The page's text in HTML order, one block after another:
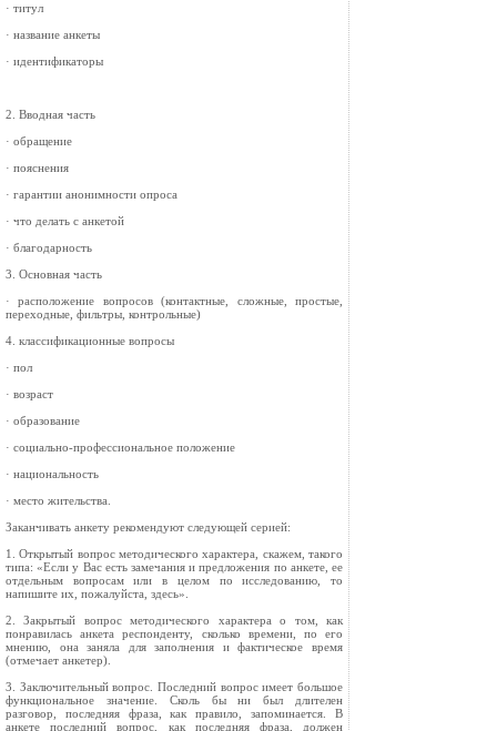
· титул
· название анкеты
· идентификаторы
2. Вводная часть
· обращение
· пояснения
· гарантии анонимности опроса
· что делать с анкетой
· благодарность
3. Основная часть
· расположение вопросов (контактные, сложные, простые,
переходные, фильтры, контрольные)
4. классификационные вопросы
· пол
· возраст
· образование
· социально-профессиональное положение
· национальность
· место жительства.
Заканчивать анкету рекомендуют следующей серией:
1. Открытый вопрос методического характера, скажем, такого
типа: «Если у Вас есть замечания и предложения по анкете, ее
отдельным вопросам или в целом по исследованию, то
напишите их, пожалуйста, здесь».
2. Закрытый вопрос методического характера о том, как
понравилась анкета респонденту, сколько времени, по его
мнению, она заняла для заполнения и фактическое время
(отмечает анкетер).
3. Заключительный вопрос. Последний вопрос имеет большое
функциональное значение. Сколь бы ни был длителен
разговор, последняя фраза, как правило, запоминается. В
анкете последний вопрос, как последняя фраза, должен